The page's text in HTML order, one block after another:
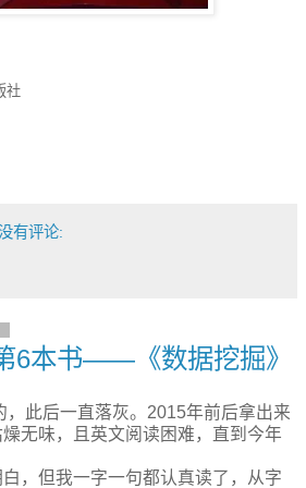
社
有评论:
6本书——《数据挖掘》
，此后一直落灰。2015年前后拿出来
无味，且英文阅读困难，直到今年
，但我一字一句都认真读了，从字